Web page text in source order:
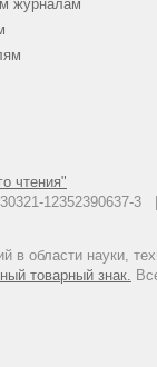
чтения"
области науки,
товарный знак.
журналам